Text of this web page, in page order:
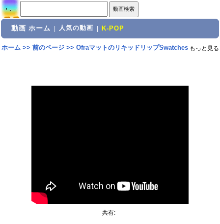
動画 ホーム 人気の動画 K-POP
ホーム>> 前のページ>> OfraマットのリキッドリップSwatches もっと見る
共有: